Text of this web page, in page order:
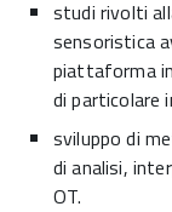
studi rivolti
sensoristica
piattaforma
di particolare
sviluppo di
di analisi,
OT.